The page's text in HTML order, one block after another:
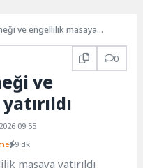
ve engellilik masaya
0
ve
09:55
9 dk.